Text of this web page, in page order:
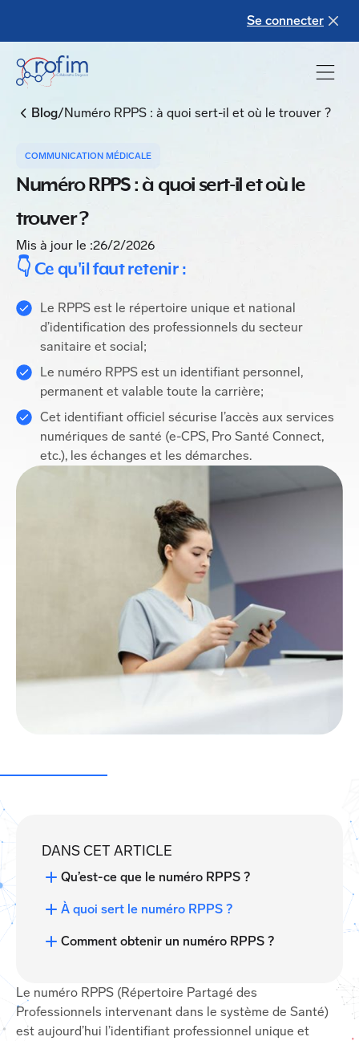
Se connecter
Blog/Numéro RPPS : à quoi sert-il et où le trouver ?
COMMUNICATION MÉDICALE
Numéro RPPS : à quoi sert-il et où le
trouver ?
Mis à jour le :26/2/2026
‍👇 Ce qu'il faut retenir :
Le RPPS est le répertoire unique et national
d’identification des professionnels du secteur
sanitaire et social;
Le numéro RPPS est un identifiant personnel,
permanent et valable toute la carrière;
Cet identifiant officiel sécurise l’accès aux services
numériques de santé (e-CPS, Pro Santé Connect,
etc.), les échanges et les démarches.
DANS CET ARTICLE
Qu’est-ce que le numéro RPPS ?
À quoi sert le numéro RPPS ?
Comment obtenir un numéro RPPS ?
Le numéro RPPS (Répertoire Partagé des
Professionnels intervenant dans le système de Santé)
est aujourd’hui l’identifiant professionnel unique et